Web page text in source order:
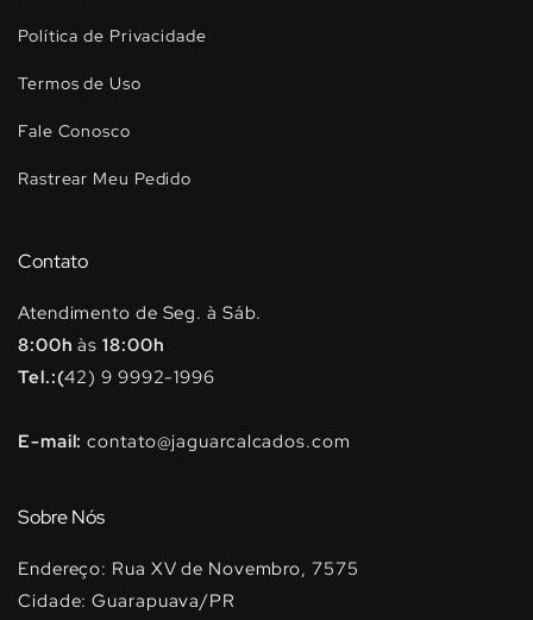
Política de Privacidade
Termos de Uso
Fale Conosco
Rastrear Meu Pedido
Contato
Atendimento de Seg. à Sáb.
8:00h às18:00h
Tel.:(42) 9 9992-1996
E-mail:contato@jaguarcalcados.com
Sobre Nós
Endereço: Rua XV de Novembro, 7575
Cidade: Guarapuava/PR